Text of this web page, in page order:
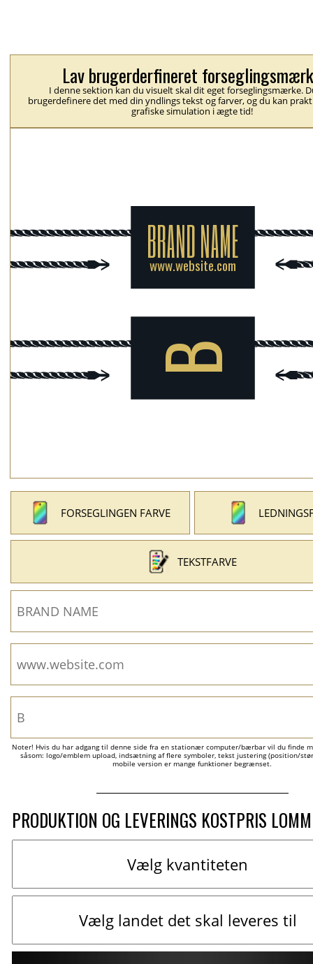
Lav brugerderfineret
I denne sektion kan du visuelt skal dit eget forseglingsmærke.
brugerdefinere det med din yndlings tekst og farver, og du kan
grafiske simulation i ægte tid!
FORSEGLINGEN FARVE
TEKSTFARVE
Noter! Hvis du har adgang til denne side fra en stationær computer/bærbar vil du finde
såsom: logo/emblem upload, indsætning af flere symboler, tekst justering (position/
mobile version er mange funktioner begrænset.
PRODUKTION OG LEVERINGS KOSTPRIS